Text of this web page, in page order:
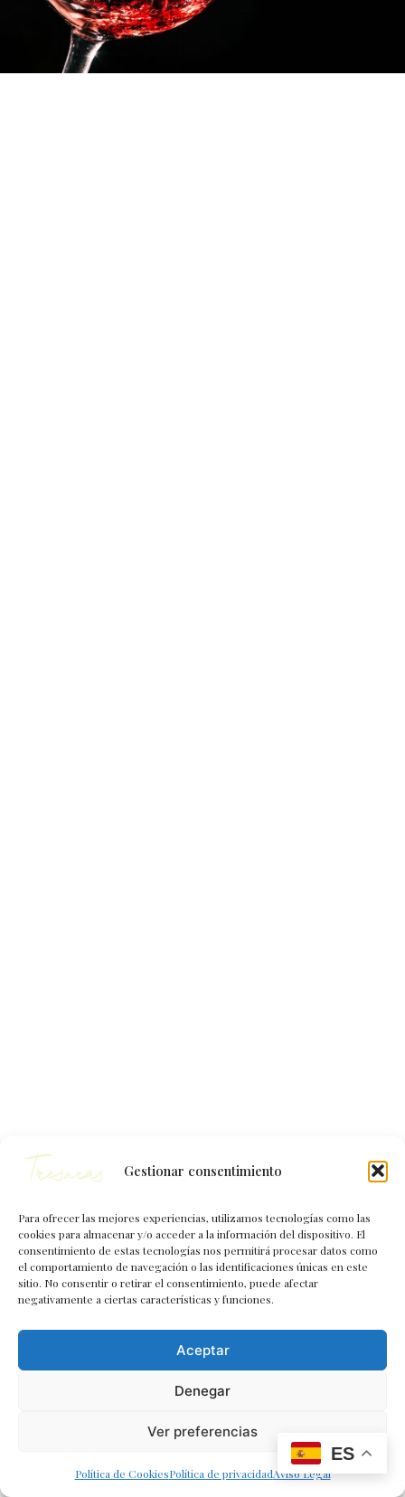
Gestionar consentimiento
Para ofrecer las mejores experiencias, utilizamos tecnologías como las
cookies para almacenar y/o acceder a la información del dispositivo. El
consentimiento de estas tecnologías nos permitirá procesar datos como
el comportamiento de navegación o las identificaciones únicas en este
sitio. No consentir o retirar el consentimiento, puede afectar
negativamente a ciertas características y funciones.
Aceptar
Denegar
Ver preferencias
Política de CookiesPolítica de privacidadAviso Legal
ES